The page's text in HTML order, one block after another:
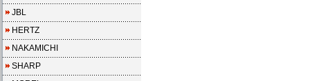
JBL
HERTZ
NAKAMICHI
SHARP